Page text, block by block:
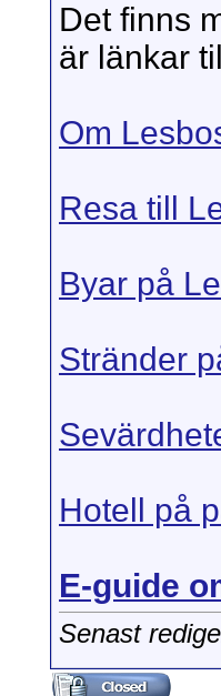
Det finns
är länkar
Om
Resa till
Byar på
Stränder
Hotell på
E-guide
Senast